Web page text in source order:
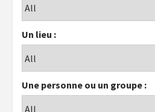
Un lieu :
Une personne ou un groupe :